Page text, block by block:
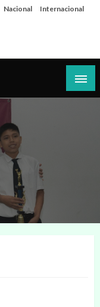
Nacional
Internacional